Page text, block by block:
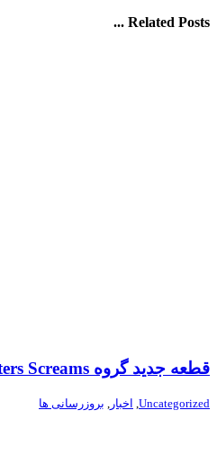
Related Posts ...
قطعه جدید گروه Easters Screams منتشر شد
Uncategorized
, اخبار , بروزرسانی ها